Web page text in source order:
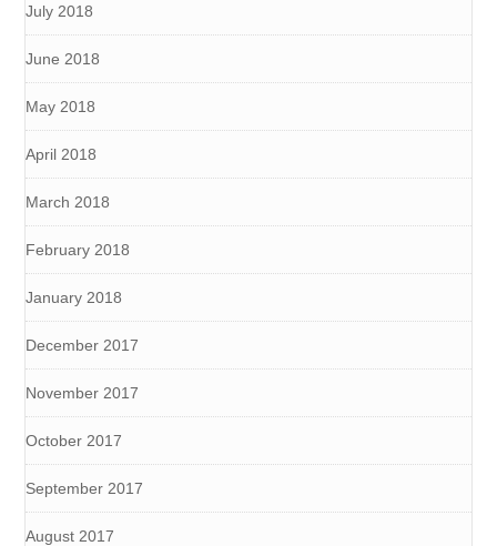
July 2018
June 2018
May 2018
April 2018
March 2018
February 2018
January 2018
December 2017
November 2017
October 2017
September 2017
August 2017